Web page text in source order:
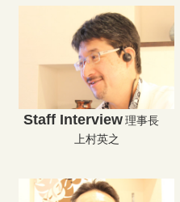
Staff Interview 理事長
上村英之